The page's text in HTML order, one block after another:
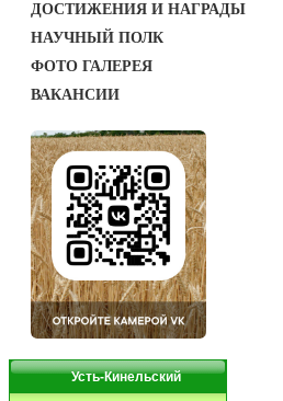
ДОСТИЖЕНИЯ И НАГРАДЫ
НАУЧНЫЙ ПОЛК
ФОТО ГАЛЕРЕЯ
ВАКАНСИИ
Усть-Кинельский